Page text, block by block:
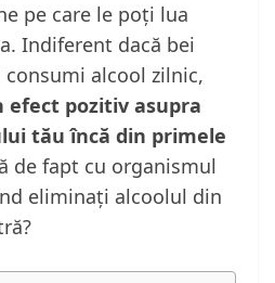
pe care le poți lua
Indiferent dacă bei
consumi alcool zilnic,
pozitiv asupra
tău încă din primele
de fapt cu organismul
eliminați alcoolul din